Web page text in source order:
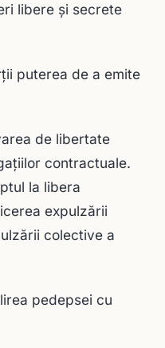
libere și secrete
puterea de a emite
de libertate
contractuale.
la libera
expulzării
colective a
pedepsei cu